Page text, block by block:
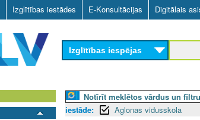
Skip
to
main
content
Izglītības iestādes E-Konsultācijas Digitālais
Izglītības iespējas
Notīrīt meklētos vārdus un
iestāde:
Aglonas vidusskola